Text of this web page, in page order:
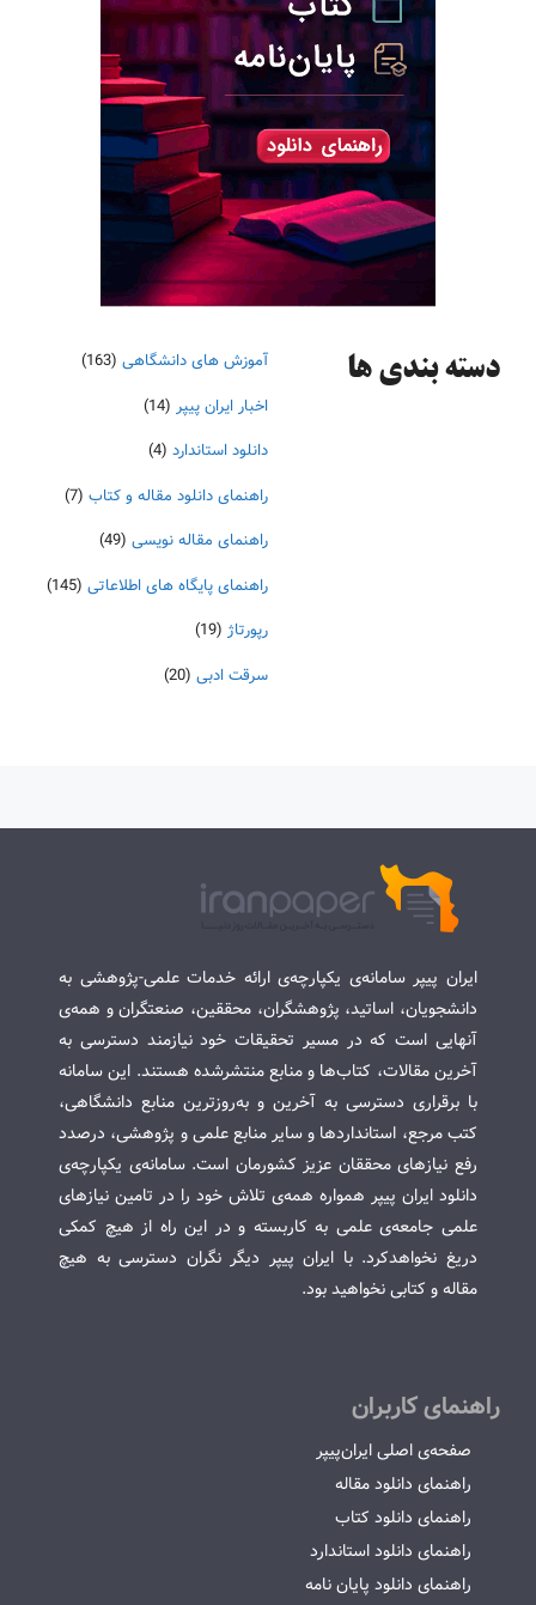
دسته‌ بندی ها آموزش های دانشگاهی (163)
اخبار ایران پیپر (14)
دانلود استاندارد (4)
راهنمای دانلود مقاله و کتاب (7)
راهنمای مقاله نویسی (49)
راهنمای پایگاه های اطلاعاتی (145)
رپورتاژ (19)
سرقت ادبی (20)
ایران پیپر سامانه‌ی یکپارچه‌ی ارائه خدمات علمی-پژوهشی به
دانشجویان، اساتید، پژوهشگران، محققین، صنعتگران و همه‌ی
آنهایی است که در مسیر تحقیقات خود نیازمند دسترسی به
آخرین مقالات، کتاب‌ها و منابع منتشرشده هستند. این سامانه
با برقراری دسترسی به آخرین و به‌روزترین منابع دانشگاهی،
کتب مرجع، استانداردها و سایر منابع علمی و پژوهشی، درصدد
رفع نیازهای محققان عزیز کشورمان است. سامانه‌ی یکپارچه‌ی
دانلود ایران پیپر همواره همه‌ی تلاش خود را در تامین نیازهای
علمی جامعه‌ی علمی به کاربسته و در این راه از هیچ کمکی
دریغ نخواهدکرد. با ایران پیپر دیگر نگران دسترسی به هیچ
مقاله و کتابی نخواهید بود.
راهنمای کاربران
صفحه‌ی اصلی ایران‌پیپر
راهنمای دانلود مقاله
راهنمای دانلود کتاب
راهنمای دانلود استاندارد
راهنمای دانلود پایان نامه